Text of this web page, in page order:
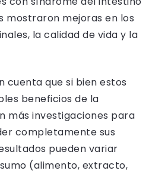
mostraron mejoras en los
la calidad de vida y la
cuenta que si bien estos
beneficios de la
más investigaciones para
completamente sus
pueden variar
(alimento, extracto,